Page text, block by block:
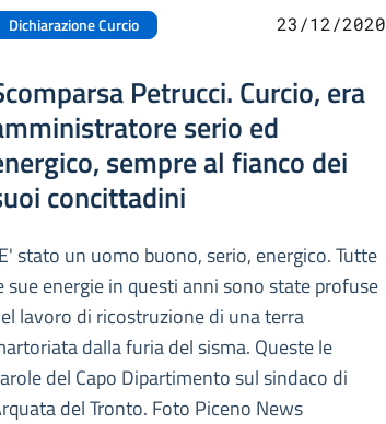
Dichiarazione Curcio 23/12/2020
Petrucci. Curcio, era
serio ed
sempre al fianco dei
concittadini
stato un uomo buono, serio, energico. Tutte
sue energie in questi anni sono state profuse
lavoro di ricostruzione di una terra
dalla furia del sisma. Queste le
del Capo Dipartimento sul sindaco di
del Tronto. Foto Piceno News